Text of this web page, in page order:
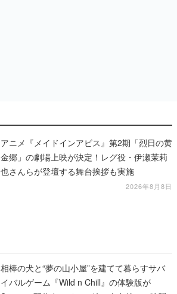
也さんらが登壇する舞台挨拶も実施
2026年8月8日
Steamで配信中。ドット絵の大自然で、喧騒
を忘れよう
2026年8月8日